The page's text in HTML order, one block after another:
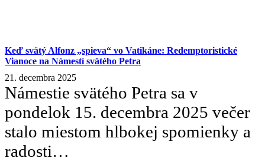
Keď svätý Alfonz „spieva“ vo Vatikáne: Redemptoristické
Vianoce na Námestí svätého Petra
21. decembra 2025
Námestie svätého Petra sa v
pondelok 15. decembra 2025 večer
stalo miestom hlbokej spomienky a
radosti…